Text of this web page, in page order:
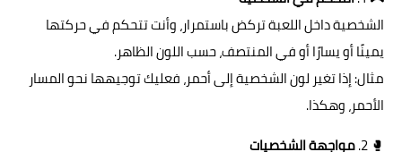
الشخصية داخل اللعبة تركض باستمرار، وأنت تتحكم في حركتها
يمينًا أو يسارًا أو في المنتصف، حسب اللون الظاهر.
مثال: إذا تغير لون الشخصية إلى أحمر، فعليك توجيهها نحو المسار
الأحمر، وهكذا.
🥊 2.
مواجهة الشخصيات